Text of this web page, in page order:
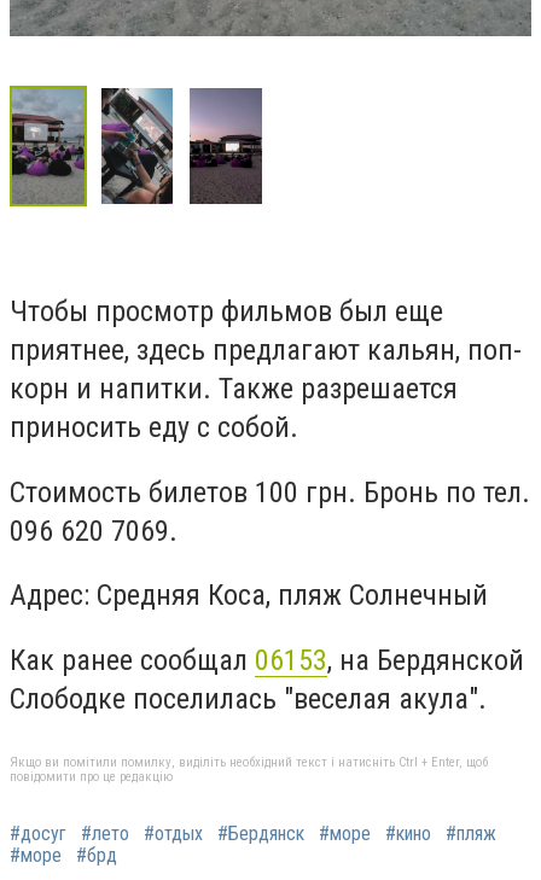
Чтобы просмотр фильмов был еще
приятнее, здесь предлагают кальян, поп-
корн и напитки. Также разрешается
приносить еду с собой.
Стоимость билетов 100 грн. Бронь по тел.
096 620 7069.
Адрес: Средняя Коса, пляж Солнечный
Как ранее сообщал 06153, на Бердянской
Слободке поселилась "веселая акула".
Якщо ви помітили помилку, виділіть необхідний текст і натисніть Ctrl + Enter, щоб
повідомити про це редакцію
#досуг #лето #отдых #Бердянск #море #кино
#пляж
#море
#брд